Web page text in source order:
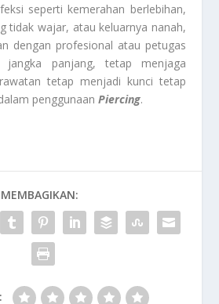
seperti kemerahan berlebihan,
tidak wajar, atau keluarnya nanah,
dengan profesional atau petugas
jangka panjang, tetap menjaga
tetap menjadi kunci tetap
penggunaanPiercing.
MEMBAGIKAN: